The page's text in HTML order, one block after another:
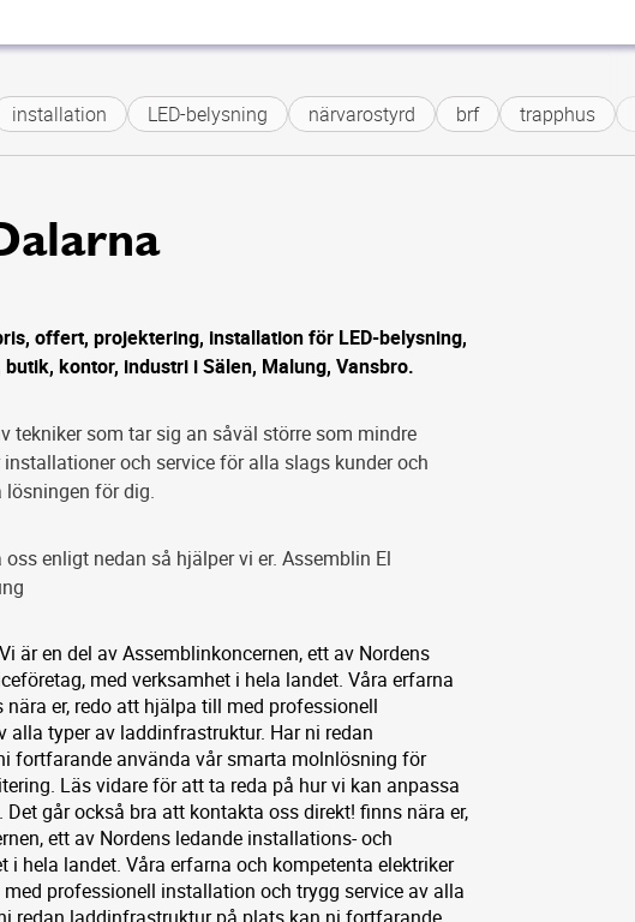
installation LED-belysning närvarostyrd brf trapphus
offert, projektering, installation för LED-belysning,
kontor, industri i Sälen, Malung, Vansbro.
tekniker som tar sig an såväl större som mindre
och service för alla slags kunder och
för dig.
enligt nedan så hjälper vi er. Assemblin El
är en del av Assemblinkoncernen, ett av Nordens
med verksamhet i hela landet. Våra erfarna
er, redo att hjälpa till med professionell
alla typer av laddinfrastruktur. Har ni redan
fortfarande använda vår smarta molnlösning för
Läs vidare för att ta reda på hur vi kan anpassa
går också bra att kontakta oss direkt! finns nära er,
ett av Nordens ledande installations- och
i hela landet. Våra erfarna och kompetenta elektriker
professionell installation och trygg service av alla